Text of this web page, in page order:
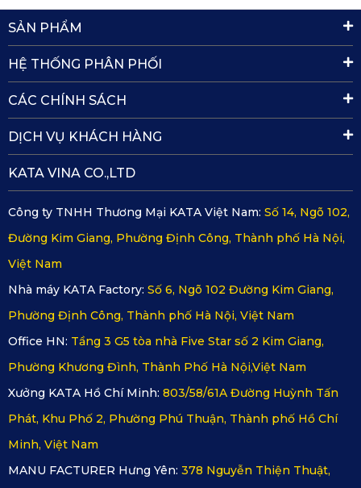
Formandehit). Khi bước vào xe sau khi đỗ dưới trời nắng,
hôi nhựa hắc nồng như các loại thảm trôi nổi.
✔️Thân thiện với môi trường và khả năng tái chế
Vật liệu PVC nguyên sinh của KATA không chỉ bền bỉ mà
còn có khả năng tái chế cao sau khi hết vòng đời sử dụng,
giảm thiểu rác thải khó phân hủy ra môi trường. Đây là một
điểm cộng lớn phù hợp với xu hướng tiêu dùng xanh hiện
nay.
So sánh thảm lót sàn KATA với các
dòng thảm khác trên thị trường
Để có cái nhìn khách quan trước khi xuống tiền đầu tư cho
Suzuki Jimny, hãy cùng theo dõi bảng so sánh chi tiết dưới
Tiêu chí
KATA
Thảm nỉ
nguyên
Thảm da 5D/6D
Độ bền
Trên 10 - 20
năm (dễ
sờn)
2 - 3 năm (dễ bong
Khả năng
chống mùi
Tuyệt đối
không mùi
bách
ẩm
SẢN PHẨM
HỆ THỐNG PHÂN PHỐI
CÁC CHÍNH SÁCH
DỊCH VỤ KHÁCH HÀNG
KATA VINA CO.,LTD
Công ty TNHH Thương Mại KATA Việt Nam: Số 14, Ngõ 102,
Đường Kim Giang, Phường Định Công, Thành phố Hà Nội,
Việt Nam
Nhà máy KATA Factory: Số 6, Ngõ 102 Đường Kim Giang,
Phường Định Công, Thành phố Hà Nội, Việt Nam
Office HN: Tầng 3 G5 tòa nhà Five Star số 2 Kim Giang,
Phường Khương Đình, Thành Phố Hà Nội,Việt Nam
Xưởng KATA Hồ Chí Minh: 803/58/61A Đường Huỳnh Tấn
Phát, Khu Phố 2, Phường Phú Thuận, Thành phố Hồ Chí
Minh, Việt Nam
MANU FACTURER Hưng Yên: 378 Nguyễn Thiện Thuật,